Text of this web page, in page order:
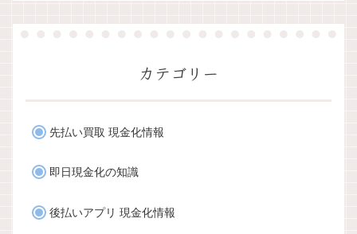
カテゴリー
先払い買取 現金化情報
即日現金化の知識
後払いアプリ 現金化情報